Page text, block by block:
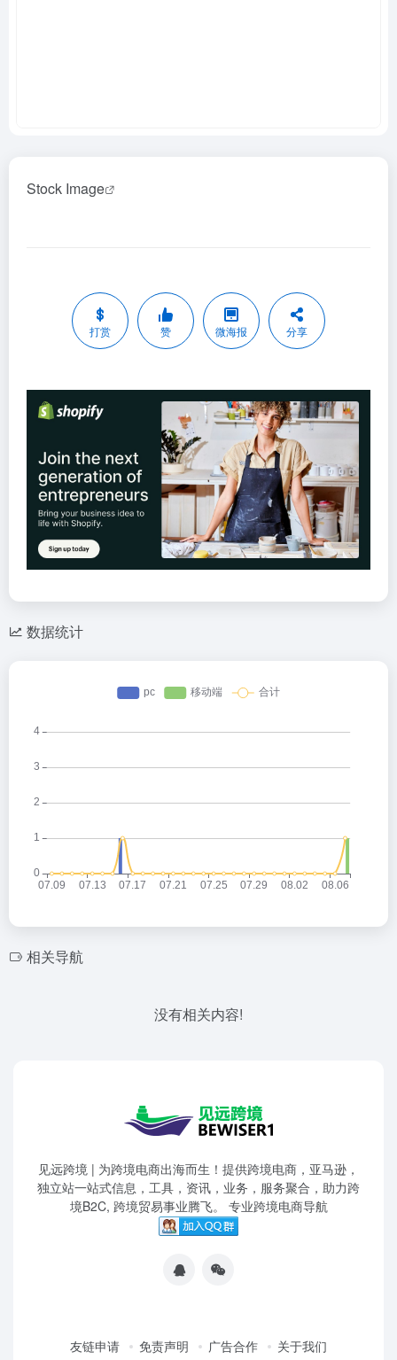
Stock Image
打赏 赞 微海报 分享
数据统计
相关导航
没有相关内容!
见远跨境 | 为跨境电商出海而生！提供跨境电商，亚马逊，
独立站一站式信息，工具，资讯，业务，服务聚合，助力跨
境B2C, 跨境贸易事业腾飞。 专业跨境电商导航
友链申请 免责声明 广告合作 关于我们